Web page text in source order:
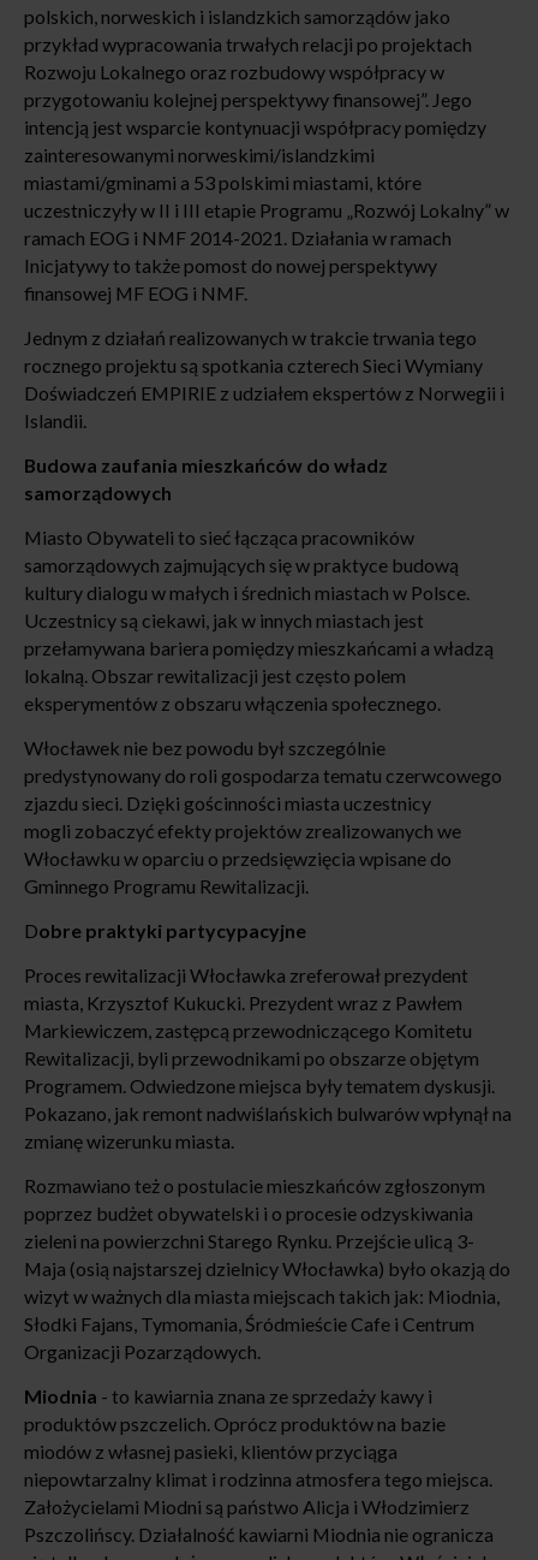
polskich, norweskich i islandzkich samorządów jako
przykład wypracowania trwałych relacji po projektach
Rozwoju Lokalnego oraz rozbudowy współpracy w
przygotowaniu kolejnej perspektywy finansowej”. Jego
intencją jest wsparcie kontynuacji współpracy pomiędzy
zainteresowanymi norweskimi/islandzkimi
miastami/gminami a 53 polskimi miastami, które
uczestniczyły w II i III etapie Programu „Rozwój Lokalny” w
ramach EOG i NMF 2014-2021. Działania w ramach
Inicjatywy to także pomost do nowej perspektywy
finansowej MF EOG i NMF.
Jednym z działań realizowanych w trakcie trwania tego
rocznego projektu są spotkania czterech Sieci Wymiany
Doświadczeń EMPIRIE z udziałem ekspertów z Norwegii i
Islandii.
Budowa zaufania mieszkańców do władz
samorządowych
Miasto Obywateli to sieć łącząca pracowników
samorządowych zajmujących się w praktyce budową
kultury dialogu w małych i średnich miastach w Polsce.
Uczestnicy są ciekawi, jak w innych miastach jest
przełamywana bariera pomiędzy mieszkańcami a władzą
lokalną. Obszar rewitalizacji jest często polem
eksperymentów z obszaru włączenia społecznego.
Włocławek nie bez powodu był szczególnie
predystynowany do roli gospodarza tematu czerwcowego
zjazdu sieci. Dzięki gościnności miasta uczestnicy
mogli zobaczyć efekty projektów zrealizowanych we
Włocławku w oparciu o przedsięwzięcia wpisane do
Gminnego Programu Rewitalizacji.
Dobre praktyki partycypacyjne
Proces rewitalizacji Włocławka zreferował prezydent
miasta, Krzysztof Kukucki. Prezydent wraz z Pawłem
Markiewiczem, zastępcą przewodniczącego Komitetu
Rewitalizacji, byli przewodnikami po obszarze objętym
Programem. Odwiedzone miejsca były tematem dyskusji.
Pokazano, jak remont nadwiślańskich bulwarów wpłynął na
zmianę wizerunku miasta.
Rozmawiano też o postulacie mieszkańców zgłoszonym
poprzez budżet obywatelski i o procesie odzyskiwania
zieleni na powierzchni Starego Rynku. Przejście ulicą 3-
Maja (osią najstarszej dzielnicy Włocławka) było okazją do
wizyt w ważnych dla miasta miejscach takich jak: Miodnia,
Słodki Fajans, Tymomania, Śródmieście Cafe i Centrum
Organizacji Pozarządowych.
Miodnia - to kawiarnia znana ze sprzedaży kawy i
produktów pszczelich. Oprócz produktów na bazie
miodów z własnej pasieki, klientów przyciąga
niepowtarzalny klimat i rodzinna atmosfera tego miejsca.
Założycielami Miodni są państwo Alicja i Włodzimierz
Pszczolińscy. Działalność kawiarni Miodnia nie ogranicza